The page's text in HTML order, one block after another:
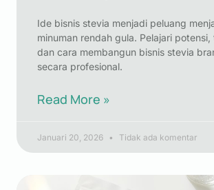
Ide bisnis stevia menjadi peluang
minuman rendah gula. Pelajari potensi,
dan cara membangun bisnis stevia
secara profesional.
Read More »
Januari 20, 2026 Tidak ada komentar